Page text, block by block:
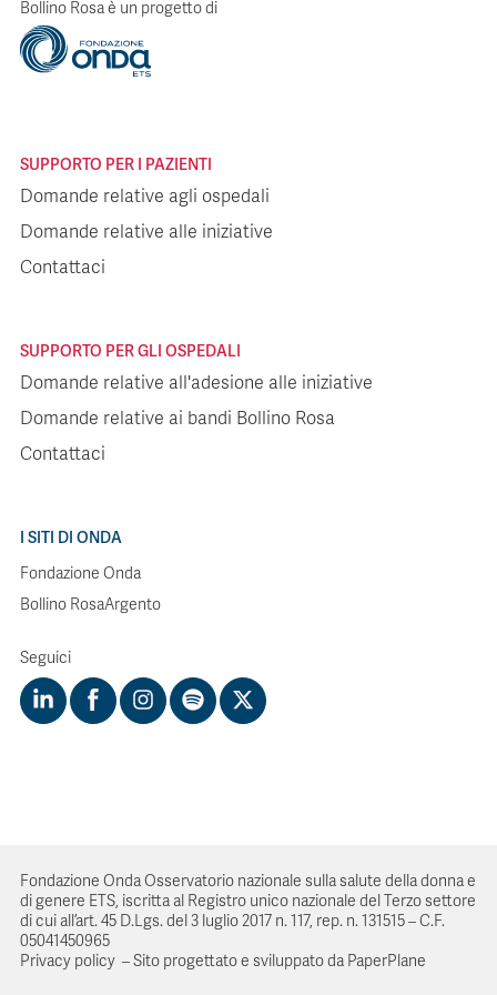
Bollino Rosa è un progetto di
SUPPORTO PER I PAZIENTI
Domande relative agli ospedali
Domande relative alle iniziative
Contattaci
SUPPORTO PER GLI OSPEDALI
Domande relative all'adesione alle iniziative
Domande relative ai bandi Bollino Rosa
Contattaci
I SITI DI ONDA
Fondazione Onda
Bollino RosaArgento
Seguici
Fondazione Onda Osservatorio nazionale sulla salute della donna e
di genere ETS, iscritta al Registro unico nazionale del Terzo settore
di cui all’art. 45 D.Lgs. del 3 luglio 2017 n. 117, rep. n. 131515 – C.F.
05041450965
Privacy policy –Sito progettato e sviluppato da PaperPlane